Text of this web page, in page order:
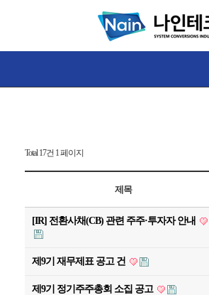
공지사항
Total 17건 1 페이지
제목
[IR] 전환사채(CB) 관련 주주·투자자 안내
제9기 재무제표 공고 건
제9기 정기주주총회 소집 공고